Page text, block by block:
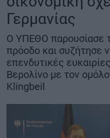
ΠΕΡΙΒΑΛΛΟΝ
ΕΝΕΡΓΕΙΑ
ΜΕΤΑΦΟΡΕΣ -
ΨΗΦΙΑΚΟΣ
ΟΙΚΟΝΟΜΙΑ -
Γερμανίας
Ο ΥΠΕΘΟ παρουσίασε
πρόοδο και συζήτησε
επενδυτικές
Βερολίνο με τον
Klingbeil